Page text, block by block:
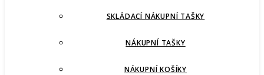
SKLÁDACÍ NÁKUPNÍ TAŠKY
NÁKUPNÍ TAŠKY
NÁKUPNÍ KOŠÍKY